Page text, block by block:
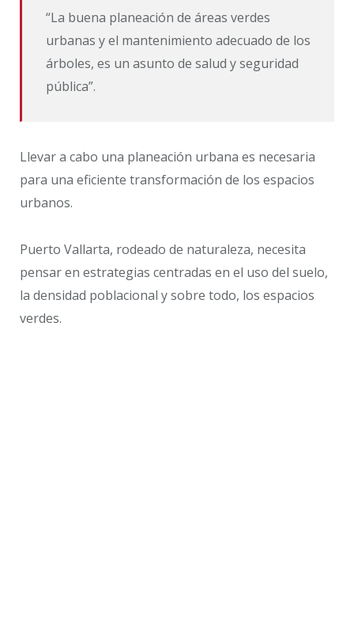
“La buena planeación de áreas verdes
urbanas y el mantenimiento adecuado de los
árboles, es un asunto de salud y seguridad
pública”.
Llevar a cabo una planeación urbana es necesaria
para una eficiente transformación de los espacios
urbanos.
Puerto Vallarta, rodeado de naturaleza, necesita
pensar en estrategias centradas en el uso del suelo,
la densidad poblacional y sobre todo, los espacios
verdes.